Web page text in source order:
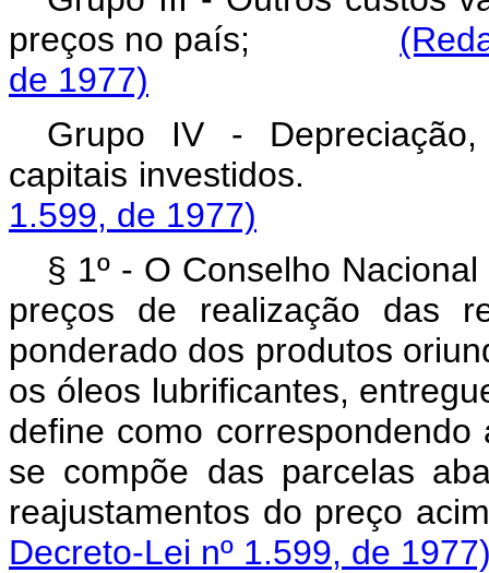
preços no país;
de 1977)
Grupo IV -
capitais
1.599, de 1977)
§ 1º - O Conselho
preços de realização das
ponderado dos produtos
os óleos lubrificantes,
define como
se compõe das parcelas
reajustamentos do preço
Decreto-Lei nº 1.599, de